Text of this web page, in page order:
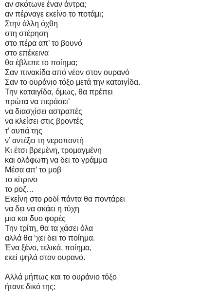
αν σκότωνε έναν άντρα;
αν πέρναγε εκείνο το ποτάμι;
Στην άλλη όχθη
στη στέρηση
στο πέρα απ’ το βουνό
στο επέκεινα
θα έβλεπε το ποίημα;
Σαν πινακίδα από νέον στον ουρανό
Σαν το ουράνιο τόξο μετά την καταιγίδα.
Την καταιγίδα, όμως, θα πρέπει
πρώτα να περάσει’
να διασχίσει αστραπές
να κλείσει στις βροντές
τ’ αυτιά της
ν’ αντέξει τη νεροποντή
Κι έτσι βρεμένη, τρομαγμένη
και ολόφωτη να δει το γράμμα
Μέσα απ’ το μοβ
το κίτρινο
το ροζ…
Εκείνη στο ροδί πάντα θα ποντάρει
να δει να σκάει η τύχη
μια και δυο φορές
Την τρίτη, θα τα χάσει όλα
αλλά θα ‘χει δει το ποίημα.
Ένα ξένο, τελικά, ποίημα,
εκεί ψηλά στον ουρανό.
Αλλά μήπως και το ουράνιο τόξο
ήτανε δικό της;